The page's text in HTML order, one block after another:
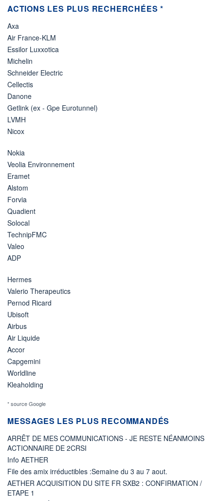
CTO BUSINESS
ACTIONS LES PLUS RECHERCHÉES *
Axa
Air France-KLM
Essilor Luxxotica
Michelin
Schneider Electric
Cellectis
Danone
Getlink (ex - Gpe Eurotunnel)
LVMH
Nicox
Nokia
Veolia Environnement
Eramet
Alstom
Forvia
Quadient
Solocal
TechnipFMC
Valeo
ADP
Hermes
Valerio Therapeutics
Pernod Ricard
Ubisoft
Airbus
Air Liquide
Accor
Capgemini
Worldline
Kleaholding
* source Google
MESSAGES LES PLUS RECOMMANDÉS
ARRÊT DE MES COMMUNICATIONS - JE RESTE NÉANMOINS
ACTIONNAIRE DE 2CRSI
Info AETHER
File des amix irréductibles :Semaine du 3 au 7 aout.
AETHER ACQUISITION DU SITE FR SXB2 : CONFIRMATION /
ETAPE 1